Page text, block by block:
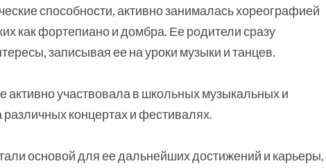
способности, активно занималась хореографией
как фортепиано и домбра. Ее родители сразу
записывая ее на уроки музыки и танцев.
участвовала в школьных музыкальных и
концертах и фестивалях.
основой для ее дальнейших достижений и карьеры,